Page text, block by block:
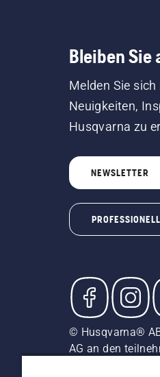
Bleiben Sie
Melden Sie
Neuigkeiten,
Husqvarna zu
NEWSLETTER
© Husqvarna®
AG an den
unverbindliche